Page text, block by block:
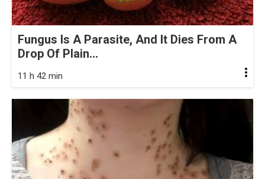
Fungus Is A Parasite, And It Dies From A
Drop Of Plain...
11 h 42 min